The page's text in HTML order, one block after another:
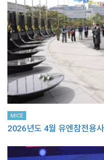
MICE
2026년도 4월 유엔참전용